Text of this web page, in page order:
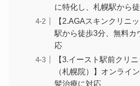
に特化し、札幌駅から
【2.AGAスキンクリニ
駅から徒歩3分、無料カ
応
【3.イースト駅前クリ
（札幌院）】オンライ
髪治療に対応